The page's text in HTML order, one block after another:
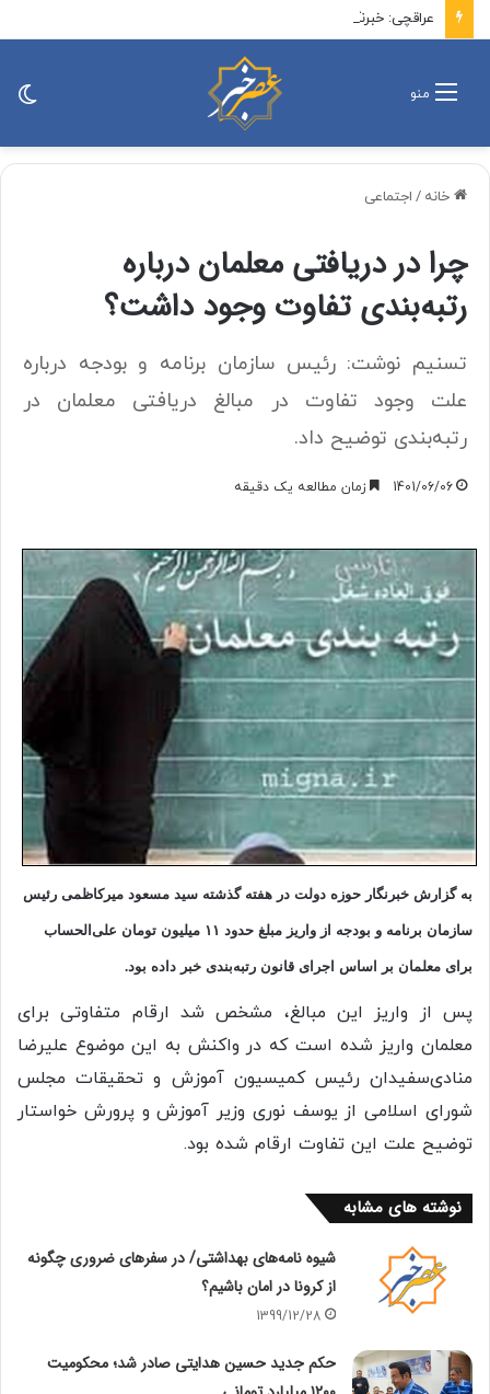
عراقچی: خبرنگاران در جنگ اخیر با شجاعت کنار مردم ماندند
منو
خانه / اجتماعی
چرا در دریافتی معلمان درباره
رتبه‌بندی تفاوت وجود داشت؟
تسنیم نوشت: رئیس سازمان برنامه و بودجه درباره
علت وجود تفاوت در مبالغ دریافتی معلمان در
رتبه‌بندی توضیح داد.
1401/06/06 زمان مطالعه یک دقیقه
به گزارش خبرنگار حوزه دولت در هفته گذشته سید مسعود میرکاظمی رئیس
سازمان برنامه و بودجه از واریز مبلغ حدود ۱۱ میلیون تومان علی‌الحساب
برای معلمان بر اساس اجرای قانون رتبه‌بندی خبر داده بود.
پس از واریز این مبالغ، مشخص شد ارقام متفاوتی برای
معلمان واریز شده است که در واکنش به این موضوع علیرضا
منادی‌سفیدان رئیس کمیسیون آموزش و تحقیقات مجلس
شورای اسلامی از یوسف نوری وزیر آموزش و پرورش خواستار
توضیح علت این تفاوت ارقام شده بود.
نوشته های مشابه
شیوه نامه‌های بهداشتی/ در سفرهای ضروری چگونه
از کرونا در امان باشیم؟
1399/12/28
حکم جدید حسین هدایتی صادر شد؛ محکومیت